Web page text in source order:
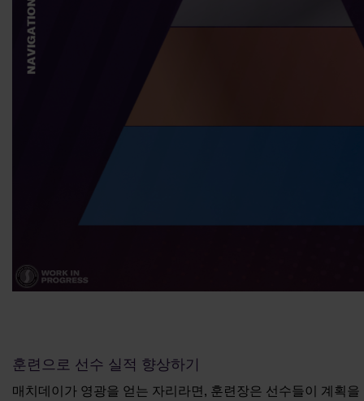
훈련으로 선수 실적 향상하기
매치데이가 영광을 얻는 자리라면, 훈련장은 선수들이 계획